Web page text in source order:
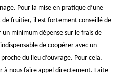
Pour la mise en pratique d’une
de fruitier, il est fortement conseillé de
minimum dépense sur le frais de
de coopérer avec un
du lieu d’ouvrage. Pour cela,
à nous faire appel directement. Faite-